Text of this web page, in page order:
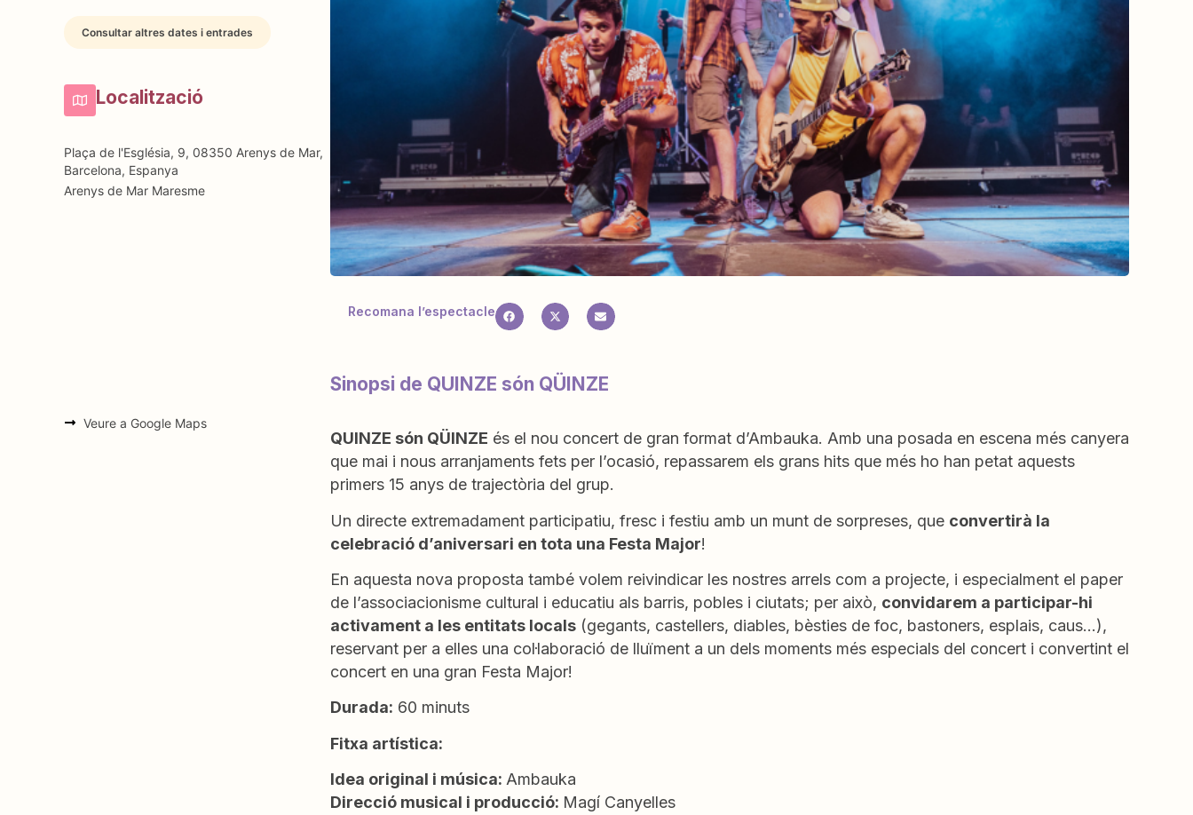
Consultar altres dates i entrades
Localització
Plaça de l'Església, 9, 08350 Arenys de Mar,
Barcelona, Espanya
Arenys de Mar Maresme
Veure a Google Maps
Recomana l’espectacle
Sinopsi de QUINZE són QÜINZE
QUINZE són QÜINZE és el nou concert de gran format d’Ambauka. Amb una posada en escena més canyera
que mai i nous arranjaments fets per l’ocasió, repassarem els grans hits que més ho han petat aquests
primers 15 anys de trajectòria del grup.
Un directe extremadament participatiu, fresc i festiu amb un munt de sorpreses, que convertirà la
celebració d’aniversari en tota una Festa Major!
En aquesta nova proposta també volem reivindicar les nostres arrels com a projecte, i especialment el paper
de l’associacionisme cultural i educatiu als barris, pobles i ciutats; per això, convidarem a participar-hi
activament a les entitats locals (gegants, castellers, diables, bèsties de foc, bastoners, esplais, caus…),
reservant per a elles una col·laboració de lluïment a un dels moments més especials del concert i convertint el
concert en una gran Festa Major!
Durada: 60 minuts
Fitxa artística:
Idea original i música: Ambauka
Direcció musical i producció: Magí Canyelles